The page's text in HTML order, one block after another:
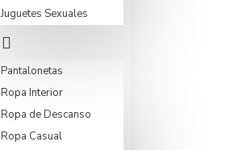
Juguetes Sexuales
Pantalonetas
Ropa Interior
Ropa de Descanso
Ropa Casual